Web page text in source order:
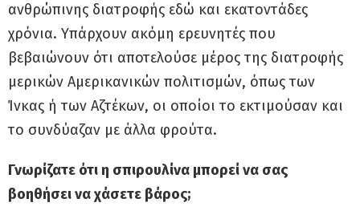
ανθρώπινης διατροφής εδώ και εκατοντάδες
χρόνια. Υπάρχουν ακόμη ερευνητές που
βεβαιώνουν ότι αποτελούσε μέρος της διατροφής
μερικών Αμερικανικών πολιτισμών, όπως των
Ίνκας ή των Αζτέκων, οι οποίοι το εκτιμούσαν και
το συνδύαζαν με άλλα φρούτα.
Γνωρίζατε ότι η σπιρουλίνα μπορεί να σας
βοηθήσει να χάσετε βάρος;